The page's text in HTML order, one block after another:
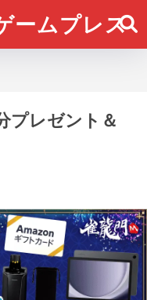
ームプレス
プレゼント＆